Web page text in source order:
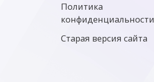
Политика
конфиденциальности
Старая версия сайта